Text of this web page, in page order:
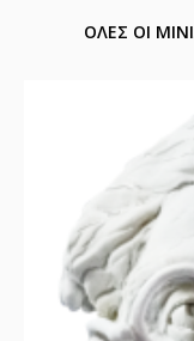
ΟΛΕΣ ΟΙ